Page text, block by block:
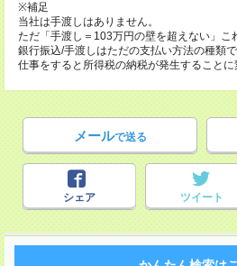
※補足
当社は手渡しはありません。
ただ「手渡し＝103万円の壁を超えない」こ
銀行振込/手渡しはただの支払い方法の種類で
仕事をすると所得税の納税が発生することに
メールで送る
シェア ツイート